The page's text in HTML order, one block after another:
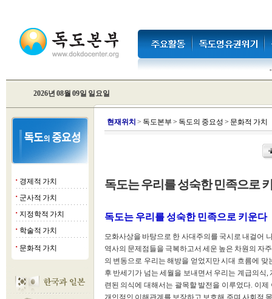
2026년 08월 09일 일요일
■ 경제적 가치
■ 군사적 가치
■ 지정학적 가치
■ 학술적 가치
■ 문화적 가치
현재위치 > 독도본부 > 독도의 중요성 > 문화적 가치
독도는 우리를 성숙한 민족으로
독도는 우리를 성숙한 민족으로 키운다
모화사상을 바탕으로 한 사대주의를 국시로 내걸어
역사의 문제점들을 극복하고서 세운 높은 차원의 자
의 변동으로 우리는 해방을 얻었지만 시대 흐름에
후 반세기가 넘는 세월을 보내면서 우리는 계급의식
련된 의식에 대해서는 괄목할 발전을 이루었다. 이
개인적인 이해관계를 보장하고 보호해 주며 사회적